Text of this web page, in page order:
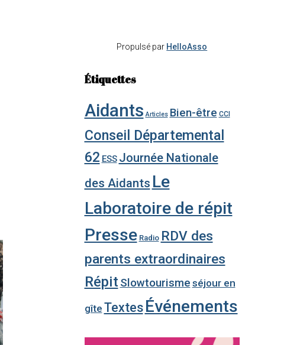
Propulsé par HelloAsso
Étiquettes
Aidants Articles Bien-être CCI
Conseil Départemental
62 ESS Journée Nationale
des Aidants Le
Laboratoire de répit
Presse Radio RDV des
parents extraordinaires
Répit Slowtourisme séjour en
gîte Textes Événements